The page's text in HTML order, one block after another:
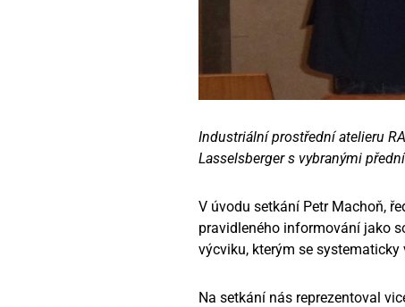
Industriální prostřední atelieru
Lasselsberger s vybranými
V úvodu setkání Petr Machoň,
pravidleného informování jako
výcviku, kterým se
Na setkání nás reprezentoval